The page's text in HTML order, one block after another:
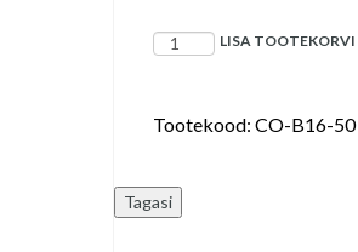
Aspiratsioonisond,
pikkus
cm,
N50
LISA TOOTEKORVI
Tootekood:CO-B16-50